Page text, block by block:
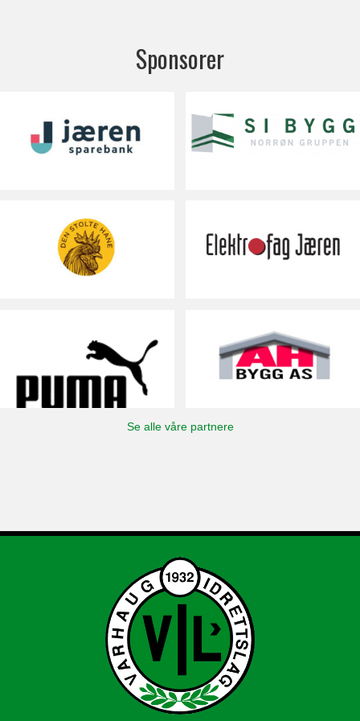
Sponsorer
Se alle våre partnere